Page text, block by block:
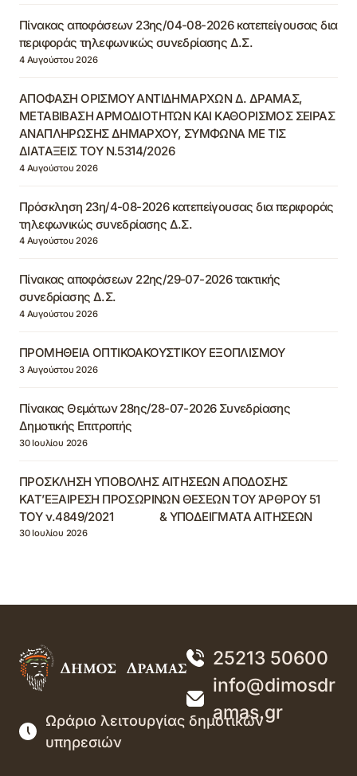
Πίνακας αποφάσεων 23ης/04-08-2026 κατεπείγουσας δια
περιφοράς τηλεφωνικώς συνεδρίασης Δ.Σ.
4 Αυγούστου 2026
ΑΠΟΦΑΣΗ ΟΡΙΣΜΟΥ ΑΝΤΙΔΗΜΑΡΧΩΝ Δ. ΔΡΑΜΑΣ,
ΜΕΤΑΒΙΒΑΣΗ ΑΡΜΟΔΙΟΤΗΤΩΝ ΚΑΙ ΚΑΘΟΡΙΣΜΟΣ ΣΕΙΡΑΣ
ΑΝΑΠΛΗΡΩΣΗΣ ΔΗΜΑΡΧΟΥ, ΣΥΜΦΩΝΑ ΜΕ ΤΙΣ
ΔΙΑΤΑΞΕΙΣ ΤΟΥ Ν.5314/2026
4 Αυγούστου 2026
Πρόσκληση 23η/4-08-2026 κατεπείγουσας δια περιφοράς
τηλεφωνικώς συνεδρίασης Δ.Σ.
4 Αυγούστου 2026
Πίνακας αποφάσεων 22ης/29-07-2026 τακτικής
συνεδρίασης Δ.Σ.
4 Αυγούστου 2026
ΠΡΟΜΗΘΕΙΑ ΟΠΤΙΚΟΑΚΟΥΣΤΙΚΟΥ ΕΞΟΠΛΙΣΜΟΥ
3 Αυγούστου 2026
Πίνακας Θεμάτων 28ης/28-07-2026 Συνεδρίασης
Δημοτικής Επιτροπής
30 Ιουλίου 2026
ΠΡΟΣΚΛΗΣΗ ΥΠΟΒΟΛΗΣ ΑΙΤΗΣΕΩΝ ΑΠΟΔΟΣΗΣ
ΚΑΤ’ΕΞΑΙΡΕΣΗ ΠΡΟΣΩΡΙΝΩΝ ΘΕΣΕΩΝ ΤΟΥ ΆΡΘΡΟΥ 51
ΤΟΥ ν.4849/2021 & ΥΠΟΔΕΙΓΜΑΤΑ ΑΙΤΗΣΕΩΝ
30 Ιουλίου 2026
25213 50600
info@dimosdr
amas.gr
Ωράριο λειτουργίας δημοτικών
υπηρεσιών